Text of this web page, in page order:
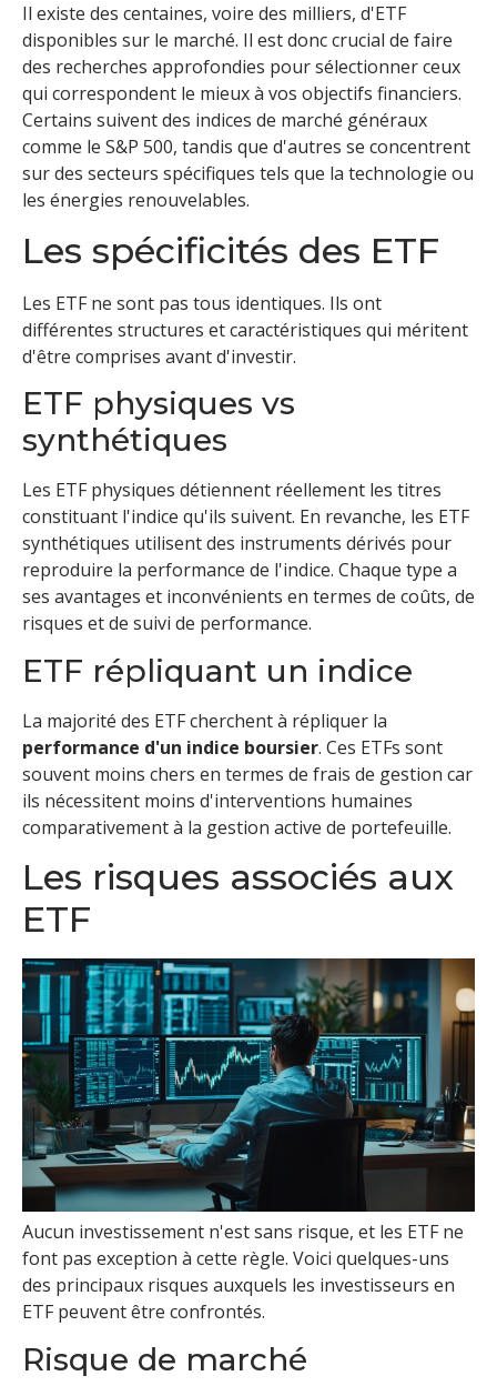
Il existe des centaines, voire des milliers, d'ETF
disponibles sur le marché. Il est donc crucial de faire
des recherches approfondies pour sélectionner ceux
qui correspondent le mieux à vos objectifs financiers.
Certains suivent des indices de marché généraux
comme le S&P 500, tandis que d'autres se concentrent
sur des secteurs spécifiques tels que la technologie ou
les énergies renouvelables.
Les spécificités des ETF
Les ETF ne sont pas tous identiques. Ils ont
différentes structures et caractéristiques qui méritent
d'être comprises avant d'investir.
ETF physiques vs
synthétiques
Les ETF physiques détiennent réellement les titres
constituant l'indice qu'ils suivent. En revanche, les ETF
synthétiques utilisent des instruments dérivés pour
reproduire la performance de l'indice. Chaque type a
ses avantages et inconvénients en termes de coûts, de
risques et de suivi de performance.
ETF répliquant un indice
La majorité des ETF cherchent à répliquer la
performance d'un indice boursier. Ces ETFs sont
souvent moins chers en termes de frais de gestion car
ils nécessitent moins d'interventions humaines
comparativement à la gestion active de portefeuille.
Les risques associés aux
ETF
Aucun investissement n'est sans risque, et les ETF ne
font pas exception à cette règle. Voici quelques-uns
des principaux risques auxquels les investisseurs en
ETF peuvent être confrontés.
Risque de marché